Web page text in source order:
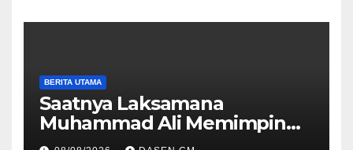
BERITA UTAMA
Saatnya Laksamana
Muhammad Ali Memimpin
TNI: Menjaga Keseimbangan